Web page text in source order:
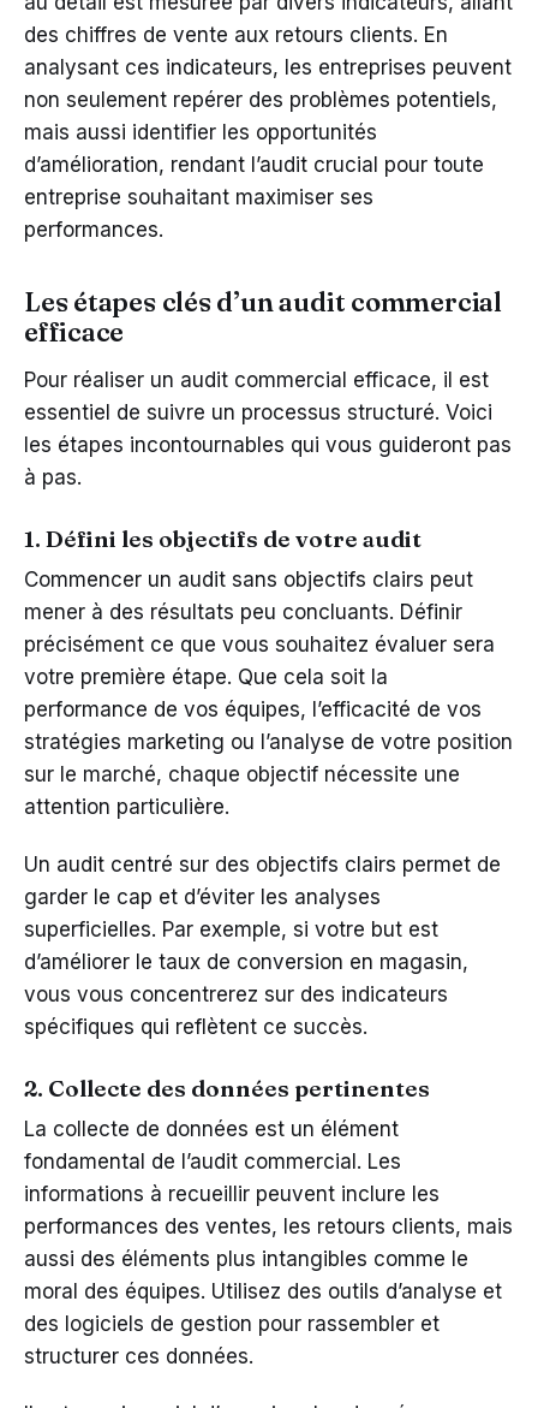
des chiffres de vente aux retours clients. En
analysant ces indicateurs, les entreprises peuvent
non seulement repérer des problèmes potentiels,
mais aussi identifier les opportunités
d’amélioration, rendant l’audit crucial pour toute
entreprise souhaitant maximiser ses
performances.
Les étapes clés d’un audit commercial
efficace
Pour réaliser un audit commercial efficace, il est
essentiel de suivre un processus structuré. Voici
les étapes incontournables qui vous guideront pas
à pas.
1. Défini les objectifs de votre audit
Commencer un audit sans objectifs clairs peut
mener à des résultats peu concluants. Définir
précisément ce que vous souhaitez évaluer sera
votre première étape. Que cela soit la
performance de vos équipes, l’efficacité de vos
stratégies marketing ou l’analyse de votre position
sur le marché, chaque objectif nécessite une
attention particulière.
Un audit centré sur des objectifs clairs permet de
garder le cap et d’éviter les analyses
superficielles. Par exemple, si votre but est
d’améliorer le taux de conversion en magasin,
vous vous concentrerez sur des indicateurs
spécifiques qui reflètent ce succès.
2. Collecte des données pertinentes
La collecte de données est un élément
fondamental de l’audit commercial. Les
informations à recueillir peuvent inclure les
performances des ventes, les retours clients, mais
aussi des éléments plus intangibles comme le
moral des équipes. Utilisez des outils d’analyse et
des logiciels de gestion pour rassembler et
structurer ces données.